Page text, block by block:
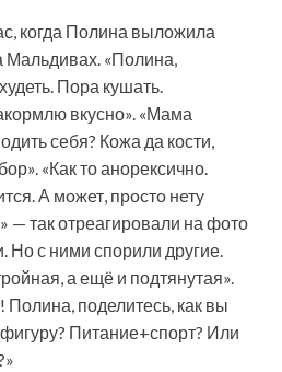
когда Полина выложила
Мальдивах. «Полина,
Пора кушать.
вкусно». «Мама
себя? Кожа да кости,
«Как то анорексично.
А может, просто нету
— так отреагировали на фото
Но с ними спорили другие.
а ещё и подтянутая».
Полина, поделитесь, как вы
Питание+спорт? Или